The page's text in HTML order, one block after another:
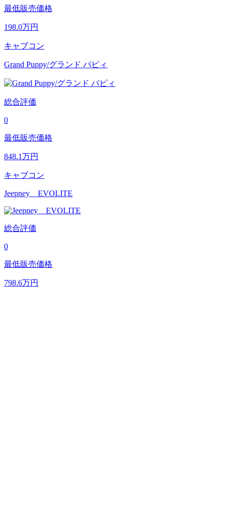
最低販売価格
198.0万円
キャブコン
Grand Puppy/グランド パピィ
総合評価
0
最低販売価格
848.1万円
キャブコン
Jeepney EVOLITE
総合評価
0
最低販売価格
798.6万円